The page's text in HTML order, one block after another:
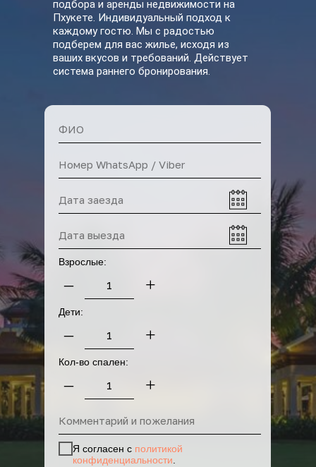
подбора и аренды недвижимости на
Пхукете. Индивидуальный подход к
каждому гостю. Мы с радостью
подберем для вас жилье, исходя из
ваших вкусов и требований. Действует
система раннего бронирования.
Взрослые:
– +
Дети:
– +
Кол-во спален:
– +
Я согласен с политикой
конфиденциальности
Прокат байков
У нас вы также можете
арендовать